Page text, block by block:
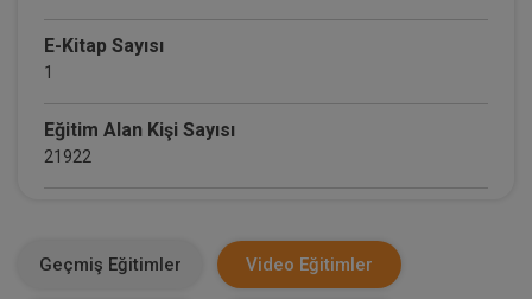
E-Kitap Sayısı
1
Eğitim Alan Kişi Sayısı
21922
Geçmiş Eğitimler Video Eğitimler